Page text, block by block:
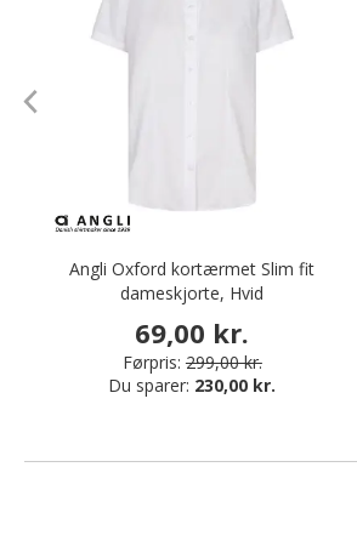
Angli Oxford kortærmet Slim fit
dameskjorte, Hvid
69,00 kr.
Førpris: 299,00 kr.
Du sparer: 230,00 kr.